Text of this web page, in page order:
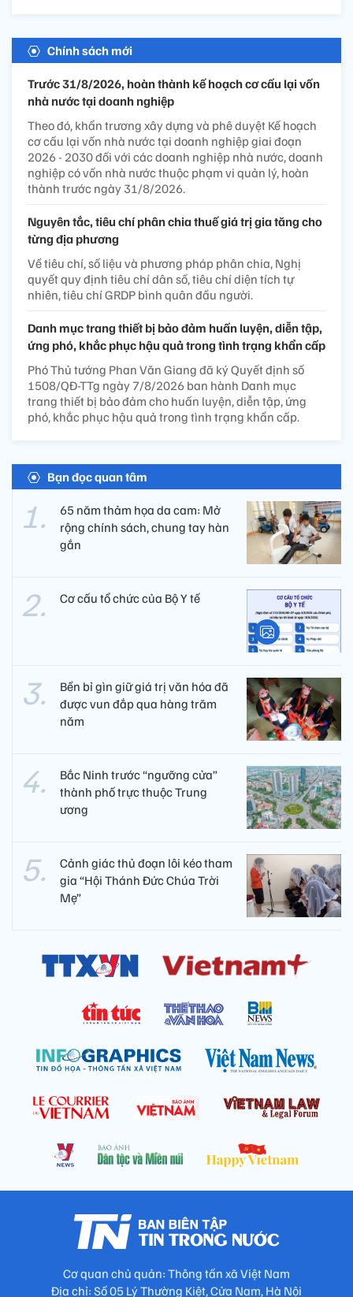
Chính sách mới
Trước 31/8/2026, hoàn thành kế hoạch cơ cấu lại vốn
nhà nước tại doanh nghiệp
Theo đó, khẩn trương xây dựng và phê duyệt Kế hoạch
cơ cấu lại vốn nhà nước tại doanh nghiệp giai đoạn
2026 - 2030 đối với các doanh nghiệp nhà nước, doanh
nghiệp có vốn nhà nước thuộc phạm vi quản lý, hoàn
thành trước ngày 31/8/2026.
Nguyên tắc, tiêu chí phân chia thuế giá trị gia tăng cho
từng địa phương
Về tiêu chí, số liệu và phương pháp phân chia, Nghị
quyết quy định tiêu chí dân số, tiêu chí diện tích tự
nhiên, tiêu chí GRDP bình quân đầu người.
Danh mục trang thiết bị bảo đảm huấn luyện, diễn tập,
ứng phó, khắc phục hậu quả trong tình trạng khẩn cấp
Phó Thủ tướng Phan Văn Giang đã ký Quyết định số
1508/QĐ-TTg ngày 7/8/2026 ban hành Danh mục
trang thiết bị bảo đảm cho huấn luyện, diễn tập, ứng
phó, khắc phục hậu quả trong tình trạng khẩn cấp.
Bạn đọc quan tâm
65 năm thảm họa da cam: Mở
rộng chính sách, chung tay hàn
gắn
Cơ cấu tổ chức của Bộ Y tế
Bền bỉ gìn giữ giá trị văn hóa đã
được vun đắp qua hàng trăm
năm
Bắc Ninh trước “ngưỡng cửa”
thành phố trực thuộc Trung
ương
Cảnh giác thủ đoạn lôi kéo tham
gia “Hội Thánh Đức Chúa Trời
Mẹ”
Cơ quan chủ quản: Thông tấn xã Việt Nam
Địa chỉ: Số 05 Lý Thường Kiệt, Cửa Nam, Hà Nội